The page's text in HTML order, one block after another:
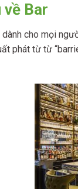
về Bar
dành cho mọi
phát từ từ